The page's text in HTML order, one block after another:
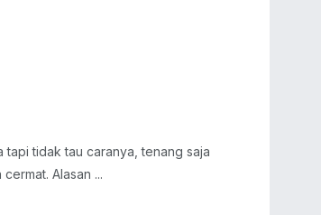
tidak tau caranya, tenang saja
Alasan ...